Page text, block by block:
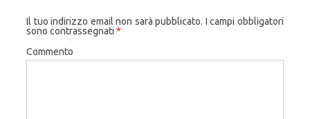
Il tuo indirizzo email non sarà pubblicato. I campi obbligatori
sono contrassegnati *
Commento